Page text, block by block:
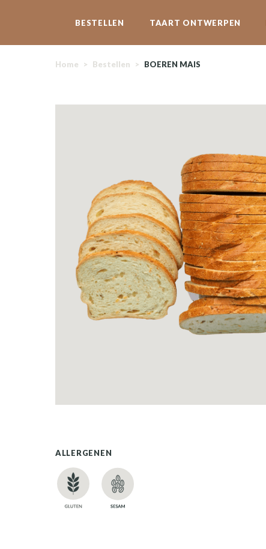
BESTELLEN TAART ONTWERPEN
Home > Bestellen > BOEREN MAIS
ALLERGENEN